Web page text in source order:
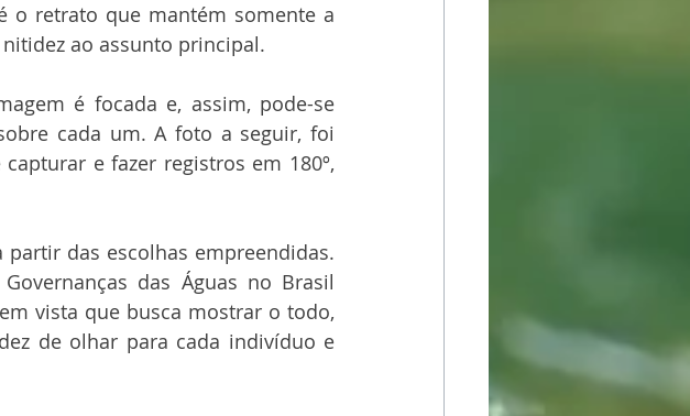
o retrato que mantém somente a
ao assunto principal.
é focada e, assim, pode-se
cada um. A foto a seguir, foi
e fazer registros em 180º,
das escolhas empreendidas.
das Águas no Brasil
vista que busca mostrar o todo,
de olhar para cada indivíduo e